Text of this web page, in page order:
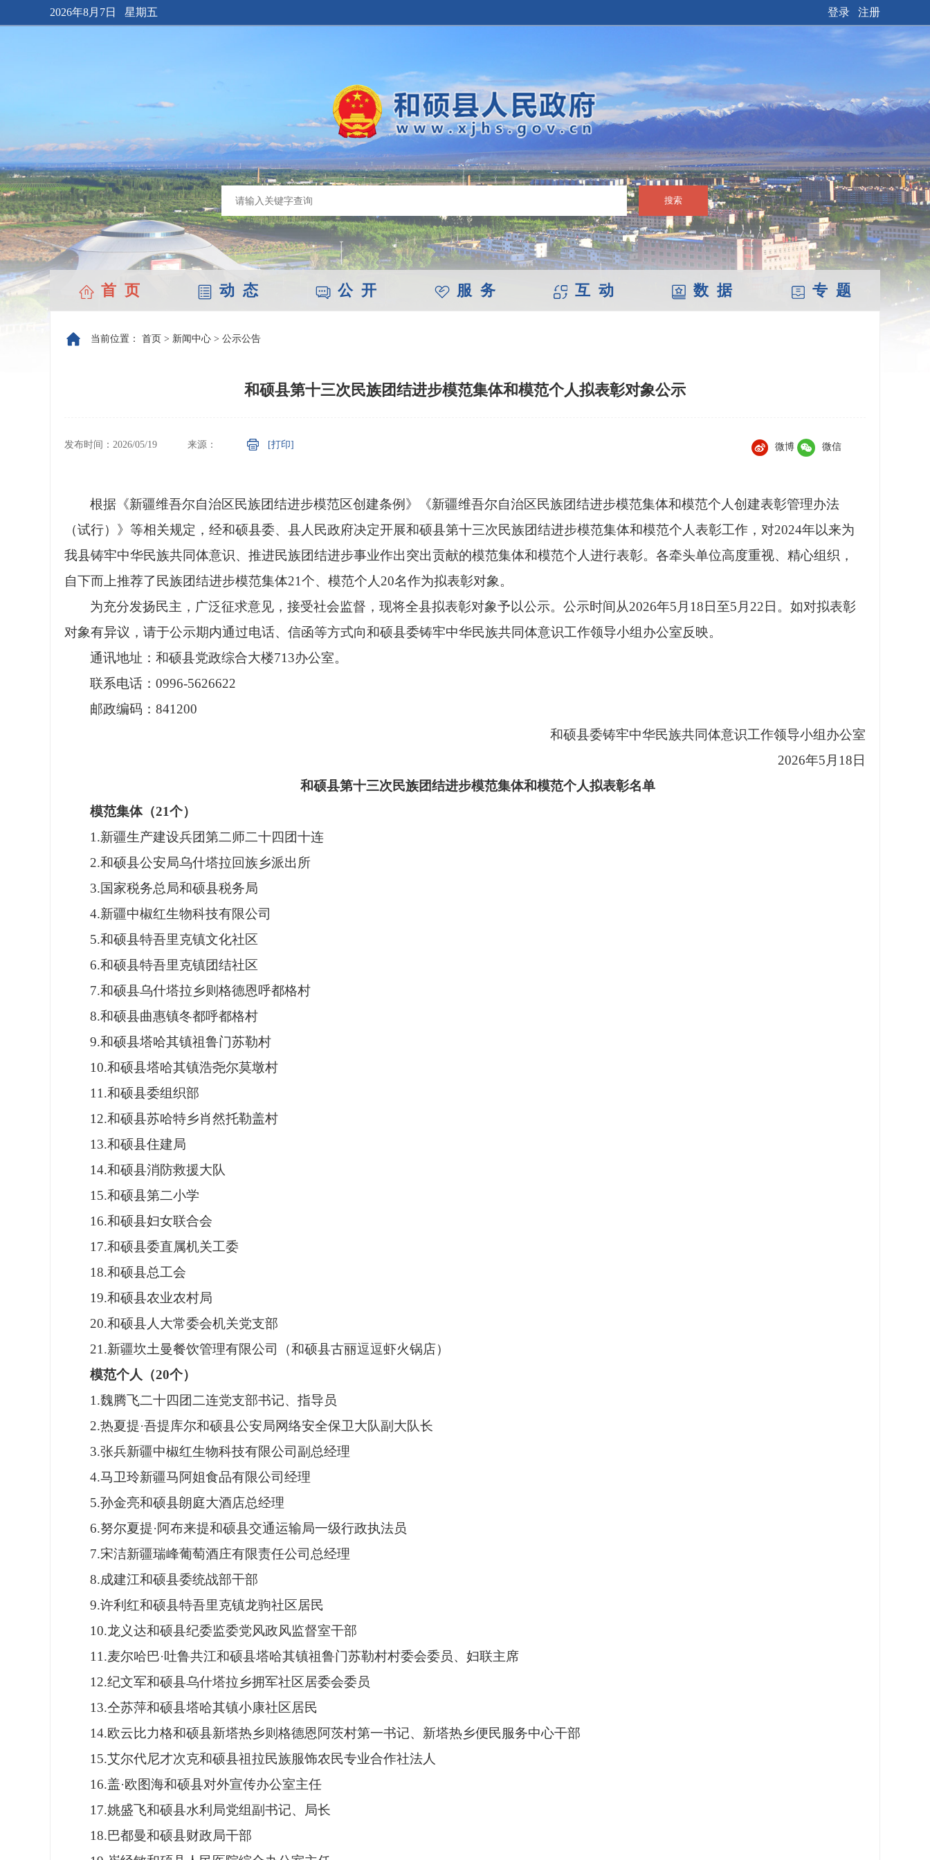
2026年8月7日 星期五 登录 注册
搜索
首 页 动 态 公 开 服 务 互 动 数 据 专 题
当前位置： 首页 > 新闻中心 > 公示公告
和硕县第十三次民族团结进步模范集体和模范个人拟表彰对象公示
发布时间：2026/05/19 来源： [打印] 微博 微信
根据《新疆维吾尔自治区民族团结进步模范区创建条例》《新疆维吾尔自治区民族团结进步模范集体和模范个人创建表彰管理办法
（试行）》等相关规定， 经和硕县委、县人民政府决定开展和硕县第十三次民族团结进步模范集体和模范个人表彰工作，对2024年以来为
我县铸牢中华民族共同体意识、推进民族团结进步事业作出突出贡献的模范集体和模范个人进行表彰。各牵头单位高度重视、精心组织，
自下而上推荐了民族团结进步模范集体21个、模范个人20名作为拟表彰对象。
为充分发扬民主，广泛征求意见，接受社会监督，现将全县拟表彰对象予以公示。公示时间从2026年5月18日至5月22日。如对拟表彰
对象有异议，请于公示期内通过电话、信函等方式向和硕县委铸牢中华民族共同体意识工作领导小组办公室反映。
通讯地址：和硕县党政综合大楼713办公室。
联系电话：0996-5626622
邮政编码：841200
和硕县委铸牢中华民族共同体意识工作领导小组办公室
2026年5月18日
和硕县第十三次民族团结进步模范集体和模范个人拟表彰名单
模范集体（21个）
1.新疆生产建设兵团第二师二十四团十连
2.和硕县公安局乌什塔拉回族乡派出所
3.国家税务总局和硕县税务局
4.新疆中椒红生物科技有限公司
5.和硕县特吾里克镇文化社区
6.和硕县特吾里克镇团结社区
7.和硕县乌什塔拉乡则格德恩呼都格村
8.和硕县曲惠镇冬都呼都格村
9.和硕县塔哈其镇祖鲁门苏勒村
10.和硕县塔哈其镇浩尧尔莫墩村
11.和硕县委组织部
12.和硕县苏哈特乡肖然托勒盖村
13.和硕县住建局
14.和硕县消防救援大队
15.和硕县第二小学
16.和硕县妇女联合会
17.和硕县委直属机关工委
18.和硕县总工会
19.和硕县农业农村局
20.和硕县人大常委会机关党支部
21.新疆坎土曼餐饮管理有限公司（和硕县古丽逗逗虾火锅店）
模范个人（20个）
1.魏腾飞二十四团二连党支部书记、指导员
2.热夏提·吾提库尔和硕县公安局网络安全保卫大队副大队长
3.张兵新疆中椒红生物科技有限公司副总经理
4.马卫玲新疆马阿姐食品有限公司经理
5.孙金亮和硕县朗庭大酒店总经理
6.努尔夏提·阿布来提和硕县交通运输局一级行政执法员
7.宋洁新疆瑞峰葡萄酒庄有限责任公司总经理
8.成建江和硕县委统战部干部
9.许利红和硕县特吾里克镇龙驹社区居民
10.龙义达和硕县纪委监委党风政风监督室干部
11.麦尔哈巴·吐鲁共江和硕县塔哈其镇祖鲁门苏勒村村委会委员、妇联主席
12.纪文军和硕县乌什塔拉乡拥军社区居委会委员
13.仝苏萍和硕县塔哈其镇小康社区居民
14.欧云比力格和硕县新塔热乡则格德恩阿茨村第一书记、新塔热乡便民服务中心干部
15.艾尔代尼才次克和硕县祖拉民族服饰农民专业合作社法人
16.盖·欧图海和硕县对外宣传办公室主任
17.姚盛飞和硕县水利局党组副书记、局长
18.巴都曼和硕县财政局干部